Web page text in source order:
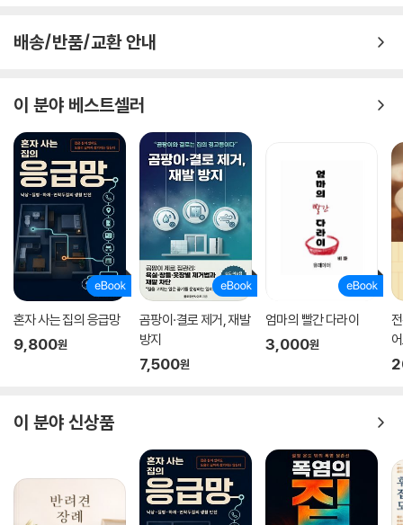
식도암·궤양성 질환에 좋은 가오갈황탕 | 자한증과 도한증에 좋은 옥병풍
임금님의 감기약, 생강
의 감기약 생강란 | 달지 않은 건강 간식 생강편 | 싱싱하게 생강 보관하기 |
쉽게 생강 껍질 벗기기
감기 예방과 치료에 좋은 유자
유자청 만들기 | 건강 지키는 유자연근조림 | 입맛 당기는 별미 유자 겉절
이 | 고귀한 맛의 감기 특효약 흑유자차 | 전통방식으로 만드는 유자단차
흔하지만 귀한 만병통치약, 들풀
* 천연 항생제, 곰보배추
면역력을 높이는 곰보배추 효소 | 감기에 좋은 곰보배추차 | 향균 염증 치
료에 좋은 곰보배추 키우기
* 아토피 치료제, 개구리밥 | 집에서 개구리밥 키우기
Chapter 7. 계절별 보양식
여름을 이기는 국수
대나무로 만드는 국수, 죽계국수 | 귀한 보양 국수 죽계국수 | 죽력 만들기
배송/반품/교환 안내
이 분야 베스트셀러
혼자 사는 집의 응급망
9,800원
곰팡이·결로 제거, 재발
방지
7,500원
엄마의 빨간 다라이
3,000원
이 분야 신상품